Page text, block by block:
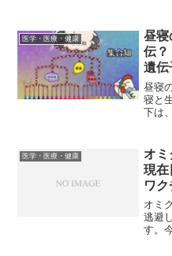
医学・医療・健康
昼寝
伝？
遺伝
昼寝
寝と
下は
生活
にし
医学・医療・健康
オミ
現在
ワ
ら逃
オミ
逃避
す。